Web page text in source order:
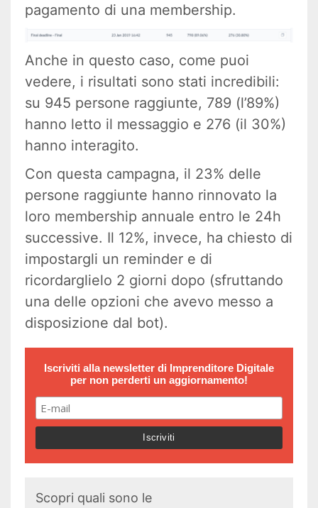
pagamento di una membership.
Anche in questo caso, come puoi
vedere, i risultati sono stati incredibili:
su 945 persone raggiunte, 789 (l’89%)
hanno letto il messaggio e 276 (il 30%)
hanno interagito.
Con questa campagna, il 23% delle
persone raggiunte hanno rinnovato la
loro membership annuale entro le 24h
successive. Il 12%, invece, ha chiesto di
impostargli un reminder e di
ricordarglielo 2 giorni dopo (sfruttando
una delle opzioni che avevo messo a
disposizione dal bot).
Iscriviti alla newsletter di Imprenditore Digitale
per non perderti un aggiornamento!
Scopri quali sono le